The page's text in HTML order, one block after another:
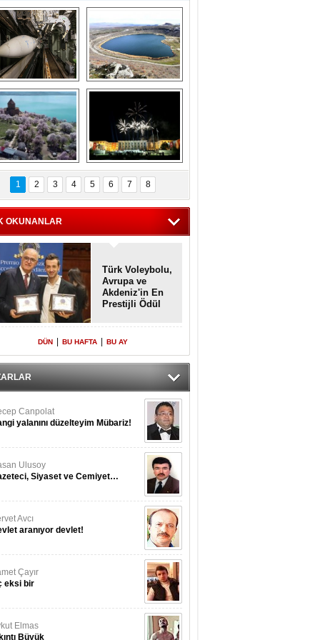
Askeri gemi
terk
gemilerin
etkileyici
görüntüleri
Kapadokya'nın
ilkbaharda bir başka
güzel
kalan
Akdamar Adası
çiçekleri ile
bir güzellik
Haftanın
fotoğrafları
1 2 3 4 5 6 7 8
OKUNANLAR
Türk Voleybolu,
Avrupa ve
Akdeniz'in En
Prestijli Ödül
Yeniden Onur
Konuğu
DÜN BU HAFTA BU AY
Canpolat
yalanını düzelteyim Mübariz!
Ulusoy
Siyaset ve Cemiyet…
Avcı
aranıyor devlet!
Çayır
eksi bir
Elmas
Büyük